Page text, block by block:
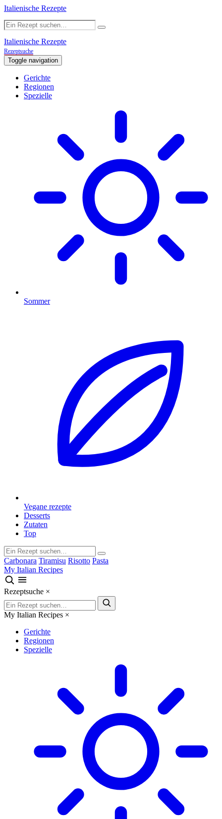
Italienische Rezepte
Italienische Rezepte
Rezeptsuche
Toggle navigation
Gerichte
Regionen
Spezielle
Sommer
Vegane rezepte
Desserts
Zutaten
Top
Carbonara Tiramisu Risotto Pasta
My Italian Recipes
Rezeptsuche ×
My Italian Recipes ×
Gerichte
Regionen
Spezielle